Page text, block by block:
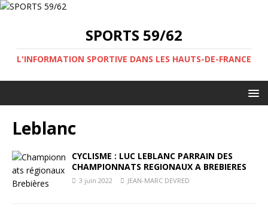
SPORTS 59/62
L'INFORMATION SPORTIVE DANS LES HAUTS-DE-FRANCE
Leblanc
CYCLISME : LUC LEBLANC PARRAIN DES
CHAMPIONNATS REGIONAUX A BREBIERES
3 juin 2022 JEAN-MARC DEVRED